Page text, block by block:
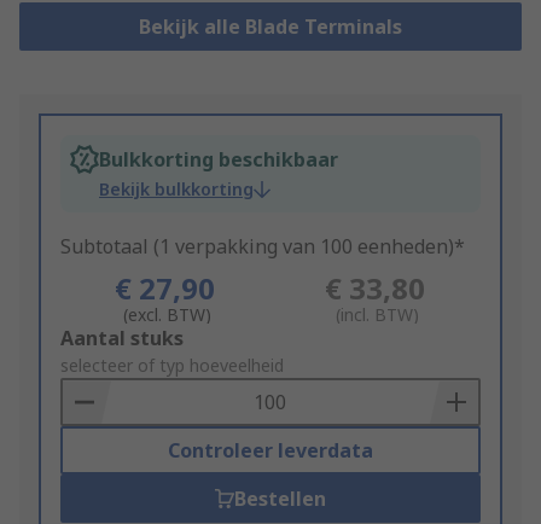
Bekijk alle Blade Terminals
Bulkkorting beschikbaar
Bekijk bulkkorting
Subtotaal (1 verpakking van 100 eenheden)*
€ 27,90
(excl. BTW)
€ 33,80
(incl. BTW)
Add
to
Basket
Aantal stuks
selecteer of typ hoeveelheid
Controleer leverdata
Bestellen